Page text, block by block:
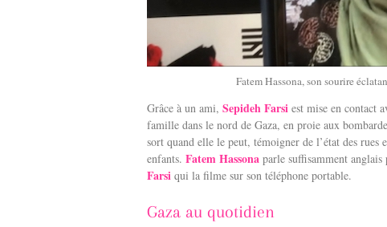
Fatem Hassona, son sourire
Grâce à un ami, Sepideh Farsi est mise en contact
famille dans le nord de Gaza, en proie aux
sort quand elle le peut, témoigner de l’état des rues
enfants. Fatem Hassona parle suffisamment
Farsi qui la filme sur son téléphone portable.
Gaza au quotidien